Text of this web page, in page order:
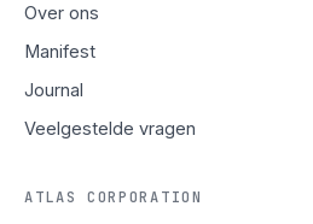
Over ons
Manifest
Journal
Veelgestelde vragen
ATLAS CORPORATION